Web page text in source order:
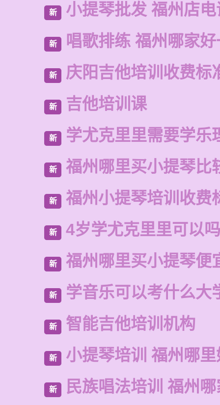
新 小提琴批发 福州店
新 唱歌排练 福州哪家
新 庆阳吉他培训收费标
新 吉他培训课
新 学尤克里里需要学乐
新 福州哪里买小提琴比
新 福州小提琴培训收费
新 4岁学尤克里里可以吗
新 福州哪里买小提琴便
新 学音乐可以考什么大
新 智能吉他培训机构
新 小提琴培训 福州哪
新 民族唱法培训 福州